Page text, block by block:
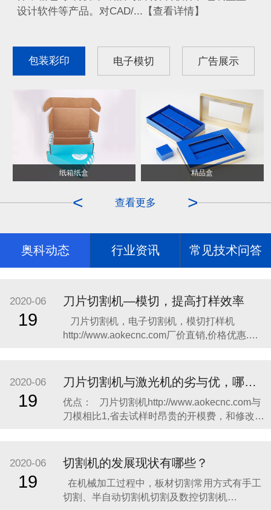
设计软件等产品。对CAD/...【查看详情】
包装彩印 电子模切 广告展示
纸箱纸盒 精品盒
>
查看更多
<
ITO膜 OCA
奥科动态 行业资讯 常见技术问答
2020-06
19
刀片切割机—模切，提高打样效率
​​刀片切割机，电子切割机，模切打样机
http://www.aokecnc.com​厂价直销,价格优惠.奥
胶、柔性线路板、绝缘材料、特种胶粘带、光
学材料、薄膜按键开
2020-06
19
刀片切割机与激光机的劣与优，哪个更合适你?
​优点： 刀片切割机http://www.aokecnc.com与
刀模相比1,省去试样时昂贵的开模费，和修改试
月的开模费，便可购一台切割机了，这也是绘
图切割机迅速取代刀模打样的主要原因之一,传
统刀
2020-06
19
切割机的发展现状有哪些？
在机械加工过程中，板材切割常用方式有手工
切割、半自动切割机切割及数控切割机